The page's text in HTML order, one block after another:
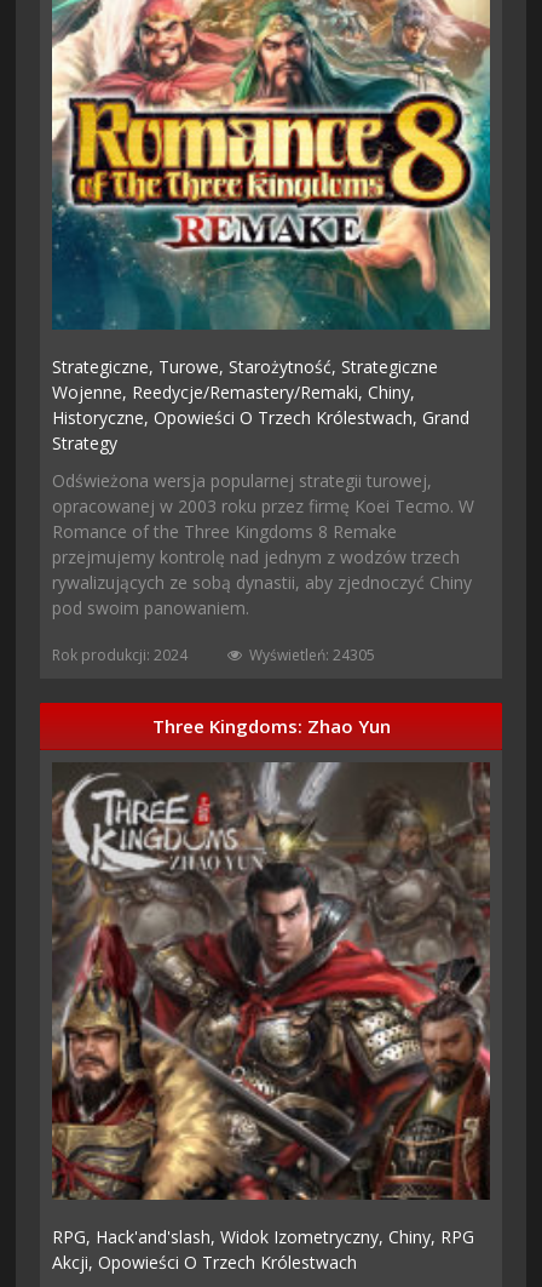
Strategiczne, Turowe,Starożytność,Strategiczne
Wojenne, Reedycje/remastery/remaki,Chiny,
Historyczne,Opowieści O Trzech Królestwach, Grand
Strategy
Odświeżona wersja popularnej strategii turowej,
opracowanej w 2003 roku przez firmę Koei Tecmo. W
Romance of the Three Kingdoms 8 Remake
przejmujemy kontrolę nad jednym z wodzów trzech
rywalizujących ze sobą dynastii, aby zjednoczyć Chiny
pod swoim panowaniem.
Rok produkcji: 2024 Wyświetleń: 24305
Three Kingdoms: Zhao Yun
RPG, Hack'and'slash,Widok Izometryczny,Chiny, RPG
Akcji,Opowieści O Trzech Królestwach